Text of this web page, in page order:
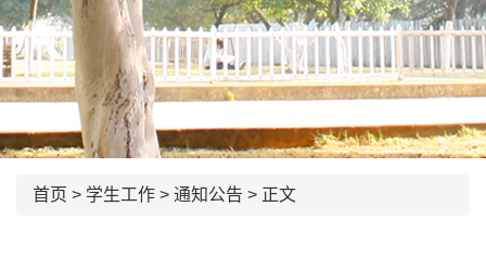
首页 > 学生工作 > 通知公告 > 正文